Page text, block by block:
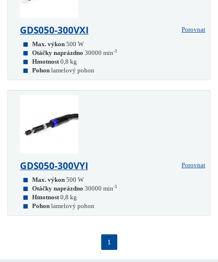
GDS050-300VXI
Porovnat
Max. výkon 500 W
Otáčky naprázdno 30000 min-1
Hmotnost 0,8 kg
Pohon lamelový pohon
GDS050-300VYI
Porovnat
Max. výkon 500 W
Otáčky naprázdno 30000 min-1
Hmotnost 0,8 kg
Pohon lamelový pohon
1